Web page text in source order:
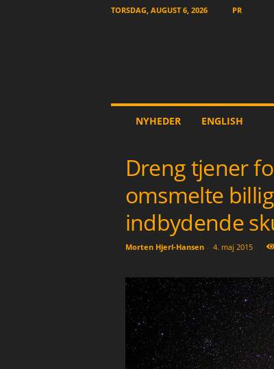
TORSDAG, AUGUST 6, 2026 PR
NYHEDER ENGLISH
Dreng tjener
omsmelte
indbydende
Morten Hjerl-Hansen- 4. maj 2015